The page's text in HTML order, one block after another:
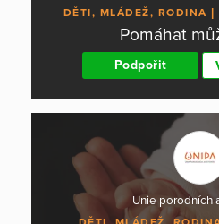
DĚTI, MLÁDEŽ, RODINA
Pomáhat
Podpořit
Unie porodních